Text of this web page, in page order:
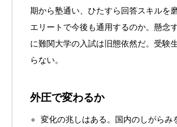
期から塾通い、ひたすら回答スキルを
エリートで今後も通用するのか。懸念
に難関大学の入試は旧態依然だ。受験
らない。
外圧で変わるか
変化の兆しはある。国内のしがらみ